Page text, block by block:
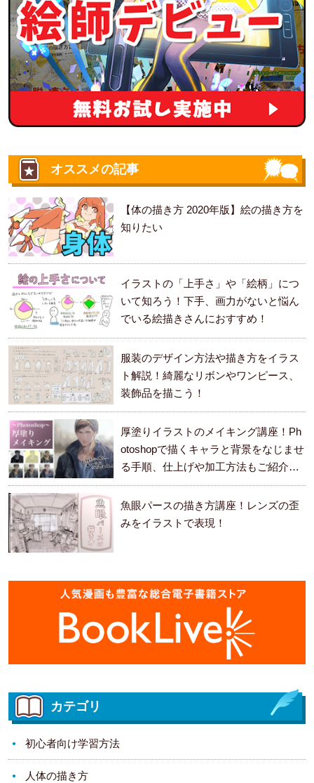
オススメの記事
【体の描き方 2020年版】絵の描き方を
知りたい
イラストの「上手さ」や「絵柄」につ
いて知ろう！下手、画力がないと悩ん
でいる絵描きさんにおすすめ！
服装のデザイン方法や描き方をイラス
ト解説！綺麗なリボンやワンピース、
装飾品を描こう！
厚塗りイラストのメイキング講座！Ph
otoshopで描くキャラと背景をなじませ
る手順、仕上げや加工方法もご紹介し
ます。
魚眼パースの描き方講座！レンズの歪
みをイラストで表現！
カテゴリ
初心者向け学習方法
人体の描き方